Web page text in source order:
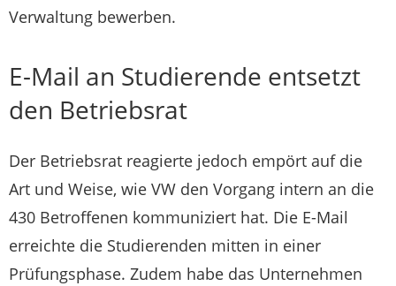
Verwaltung bewerben.
E-Mail an Studierende entsetzt
den Betriebsrat
Der Betriebsrat reagierte jedoch empört auf die
Art und Weise, wie VW den Vorgang intern an die
430 Betroffenen kommuniziert hat. Die E-Mail
erreichte die Studierenden mitten in einer
Prüfungsphase. Zudem habe das Unternehmen